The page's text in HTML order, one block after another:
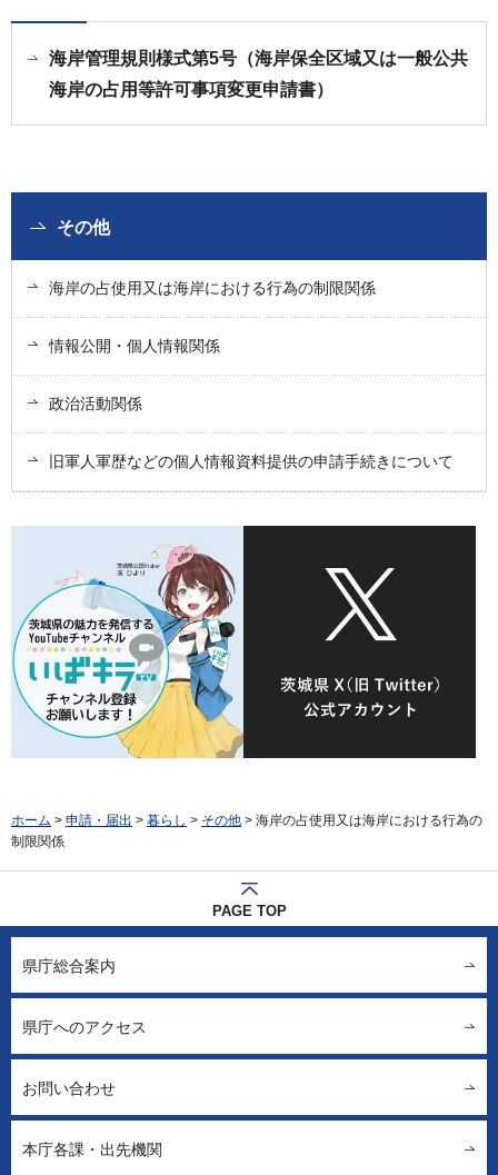
海岸管理規則様式第5号（海岸保全区域又は一般公共
海岸の占用等許可事項変更申請書）
その他
海岸の占使用又は海岸における行為の制限関係
情報公開・個人情報関係
政治活動関係
旧軍人軍歴などの個人情報資料提供の申請手続きについて
ホーム > 申請・届出 > 暮らし > その他 > 海岸の占使用又は海岸における行為の
制限関係
PAGE TOP
県庁総合案内
県庁へのアクセス
お問い合わせ
本庁各課・出先機関